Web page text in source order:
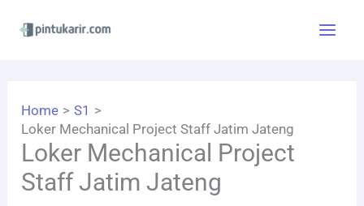
Home
S1
Loker Mechanical Project Staff Jatim Jateng
Loker Mechanical Project
Staff Jatim Jateng